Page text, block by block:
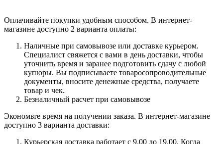
Оплачивайте покупки удобным способом. В интернет-
магазине доступно 2 варианта оплаты:
Наличные при самовывозе или доставке курьером.
Специалист свяжется с вами в день доставки, чтобы
уточнить время и заранее подготовить сдачу с любой
купюры. Вы подписываете товаросопроводительные
документы, вносите денежные средства, получаете
товар и чек.
Безналичный расчет при самовывозе
Экономьте время на получении заказа. В интернет-магазине
доступно 3 варианта доставки:
Курьерская доставка работает с 9.00 до 19.00. Когда